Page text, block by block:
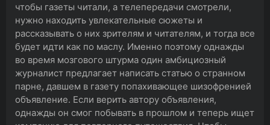
чтобы газеты читали, а телепередачи смотрели,
нужно находить увлекательные сюжеты и
рассказывать о них зрителям и читателям, и тогда все
будет идти как по маслу. Именно поэтому однажды
во время мозгового штурма один амбициозный
журналист предлагает написать статью о странном
парне, давшем в газету попахивающее шизофренией
объявление. Если верить автору объявления,
однажды он смог побывать в прошлом и теперь ищет